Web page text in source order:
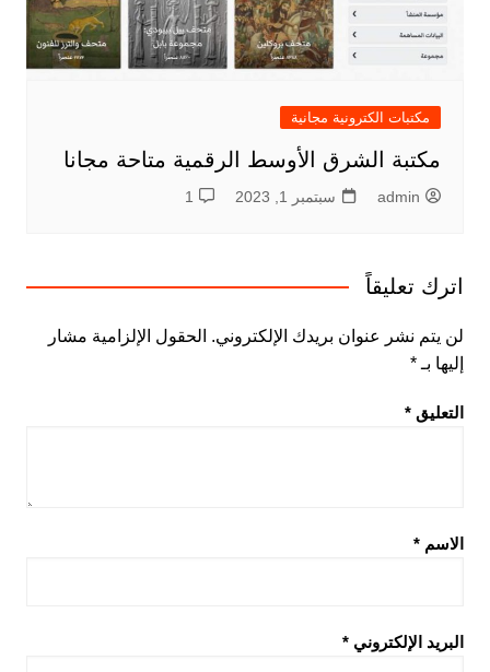
مكتبات الكترونية مجانية
مكتبة الشرق الأوسط الرقمية متاحة مجانا
admin سبتمبر 1, 2023 1
اترك تعليقاً
لن يتم نشر عنوان بريدك الإلكتروني. الحقول الإلزامية مشار
إليها بـ *
التعليق *
الاسم *
البريد الإلكتروني *